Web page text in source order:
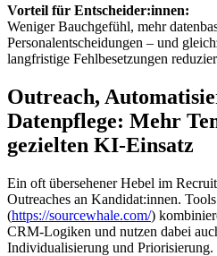
Vorteil für Entscheider:innen:
Weniger Bauchgefühl, mehr
Personalentscheidungen – und
langfristige Fehlbesetzungen
Outreach,
Datenpflege: Mehr
gezielten KI-Einsatz
Ein oft übersehener Hebel im
Outreaches an Kandidat:innen.
(https://sourcewhale.com/)
CRM-Logiken und nutzen dabei
Individualisierung und Priorisierung.